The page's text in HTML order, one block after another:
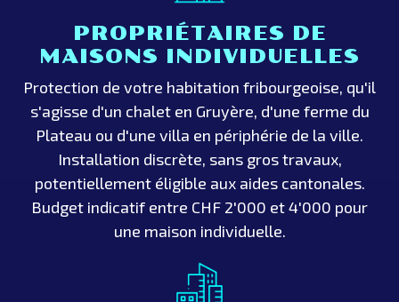
PROPRIÉTAIRES DE
MAISONS INDIVIDUELLES
Protection de votre habitation fribourgeoise, qu'il
s'agisse d'un chalet en Gruyère, d'une ferme du
Plateau ou d'une villa en périphérie de la ville.
Installation discrète, sans gros travaux,
potentiellement éligible aux aides cantonales.
Budget indicatif entre CHF 2'000 et 4'000 pour
une maison individuelle.